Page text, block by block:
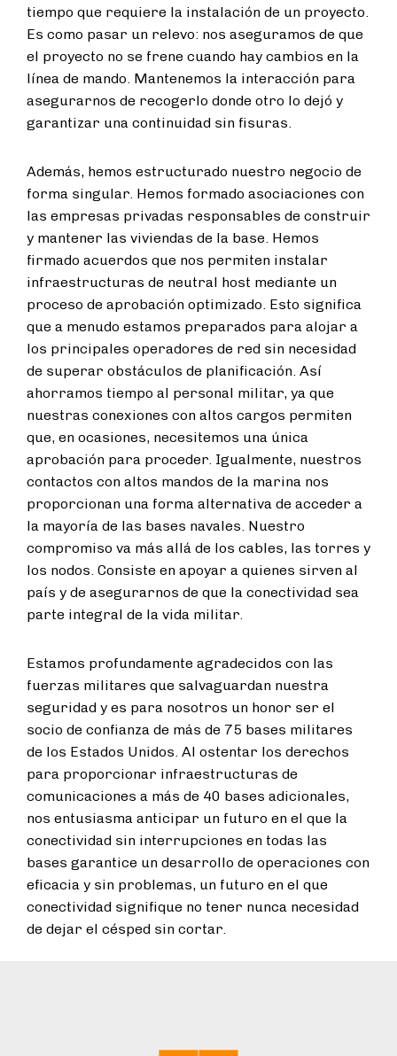
tiempo que requiere la instalación de un proyecto.
Es como pasar un relevo: nos aseguramos de que
el proyecto no se frene cuando hay cambios en la
línea de mando. Mantenemos la interacción para
asegurarnos de recogerlo donde otro lo dejó y
garantizar una continuidad sin fisuras.
Además, hemos estructurado nuestro negocio de
forma singular. Hemos formado asociaciones con
las empresas privadas responsables de construir
y mantener las viviendas de la base. Hemos
firmado acuerdos que nos permiten instalar
infraestructuras de neutral host mediante un
proceso de aprobación optimizado. Esto significa
que a menudo estamos preparados para alojar a
los principales operadores de red sin necesidad
de superar obstáculos de planificación. Así
ahorramos tiempo al personal militar, ya que
nuestras conexiones con altos cargos permiten
que, en ocasiones, necesitemos una única
aprobación para proceder. Igualmente, nuestros
contactos con altos mandos de la marina nos
proporcionan una forma alternativa de acceder a
la mayoría de las bases navales. Nuestro
compromiso va más allá de los cables, las torres y
los nodos. Consiste en apoyar a quienes sirven al
país y de asegurarnos de que la conectividad sea
parte integral de la vida militar.
Estamos profundamente agradecidos con las
fuerzas militares que salvaguardan nuestra
seguridad y es para nosotros un honor ser el
socio de confianza de más de 75 bases militares
de los Estados Unidos. Al ostentar los derechos
para proporcionar infraestructuras de
comunicaciones a más de 40 bases adicionales,
nos entusiasma anticipar un futuro en el que la
conectividad sin interrupciones en todas las
bases garantice un desarrollo de operaciones con
eficacia y sin problemas, un futuro en el que
conectividad signifique no tener nunca necesidad
de dejar el césped sin cortar.